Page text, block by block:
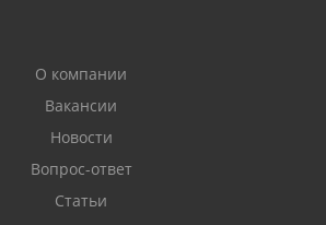
О компании
Вакансии
Новости
Вопрос-ответ
Статьи